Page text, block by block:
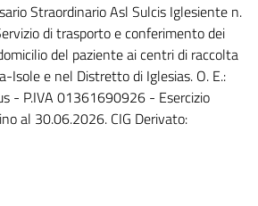
Straordinario Asl Sulcis Iglesiente n.
di trasporto e conferimento dei
del paziente ai centri di raccolta
Isole e nel Distretto di Iglesias. O. E.:
- P.IVA 01361690926 - Esercizio
al 30.06.2026. CIG Derivato: